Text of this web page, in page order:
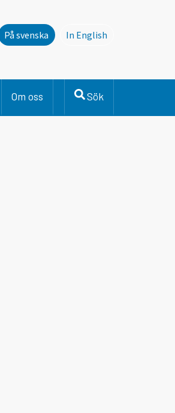
På svenska
In English
Om oss Sök